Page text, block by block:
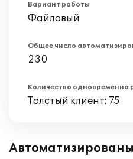
Вариант работы
Файловый
Общее число
230
Количество одновременно
Толстый клиент: 75